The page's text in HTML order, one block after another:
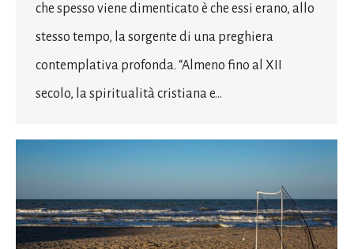
che spesso viene dimenticato è che essi erano, allo
stesso tempo, la sorgente di una preghiera
contemplativa profonda. “Almeno fino al XII
secolo, la spiritualità cristiana e…